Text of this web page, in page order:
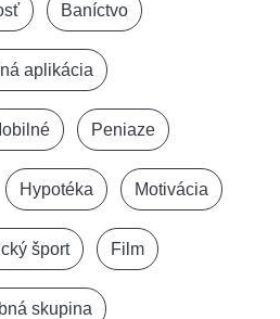
Baníctvo
aplikácia
Peniaze
Hypotéka Motivácia
šport Film
skupina